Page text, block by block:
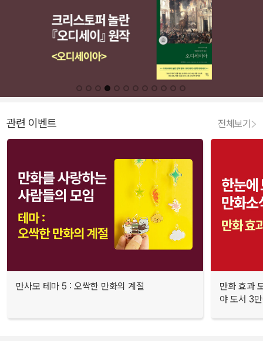
관련 이벤트 전체보기
만사모 테마 5 : 오싹한 만화의 계절
만화 효과
야 도서 3